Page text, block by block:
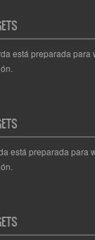
está preparada
está preparada para